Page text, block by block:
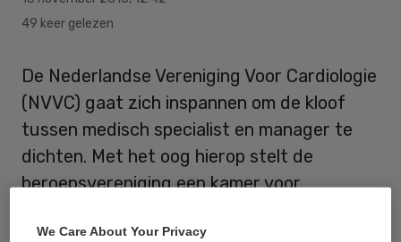
49 keer gelezen
De Nederlandse Vereniging Voor Cardiologie
(NVVC) gaat zich inspannen om de kloof
tussen medisch specialist en manager te
dichten. Met het oog hierop stelt de
beroepsvereniging een kamer voor
We Care About Your Privacy